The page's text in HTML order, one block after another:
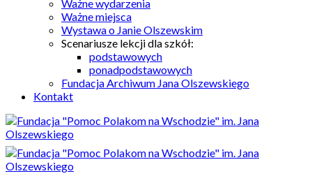
Ważne wydarzenia
Ważne miejsca
Wystawa o Janie Olszewskim
Scenariusze lekcji dla szkół:
podstawowych
ponadpodstawowych
Fundacja Archiwum Jana Olszewskiego
Kontakt